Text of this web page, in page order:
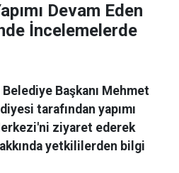
Devam Eden
İncelemelerde
Belediye Başkanı Mehmet
tarafından yapımı
ziyaret ederek
yetkililerden bilgi